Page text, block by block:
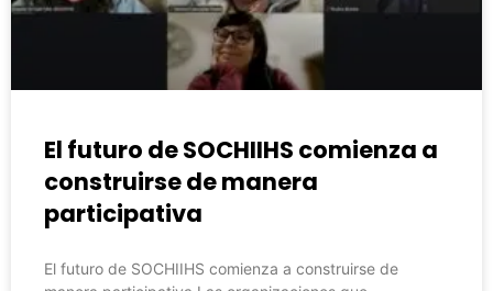
El futuro de SOCHIIHS comienza a
construirse de manera
participativa
El futuro de SOCHIIHS comienza a construirse de